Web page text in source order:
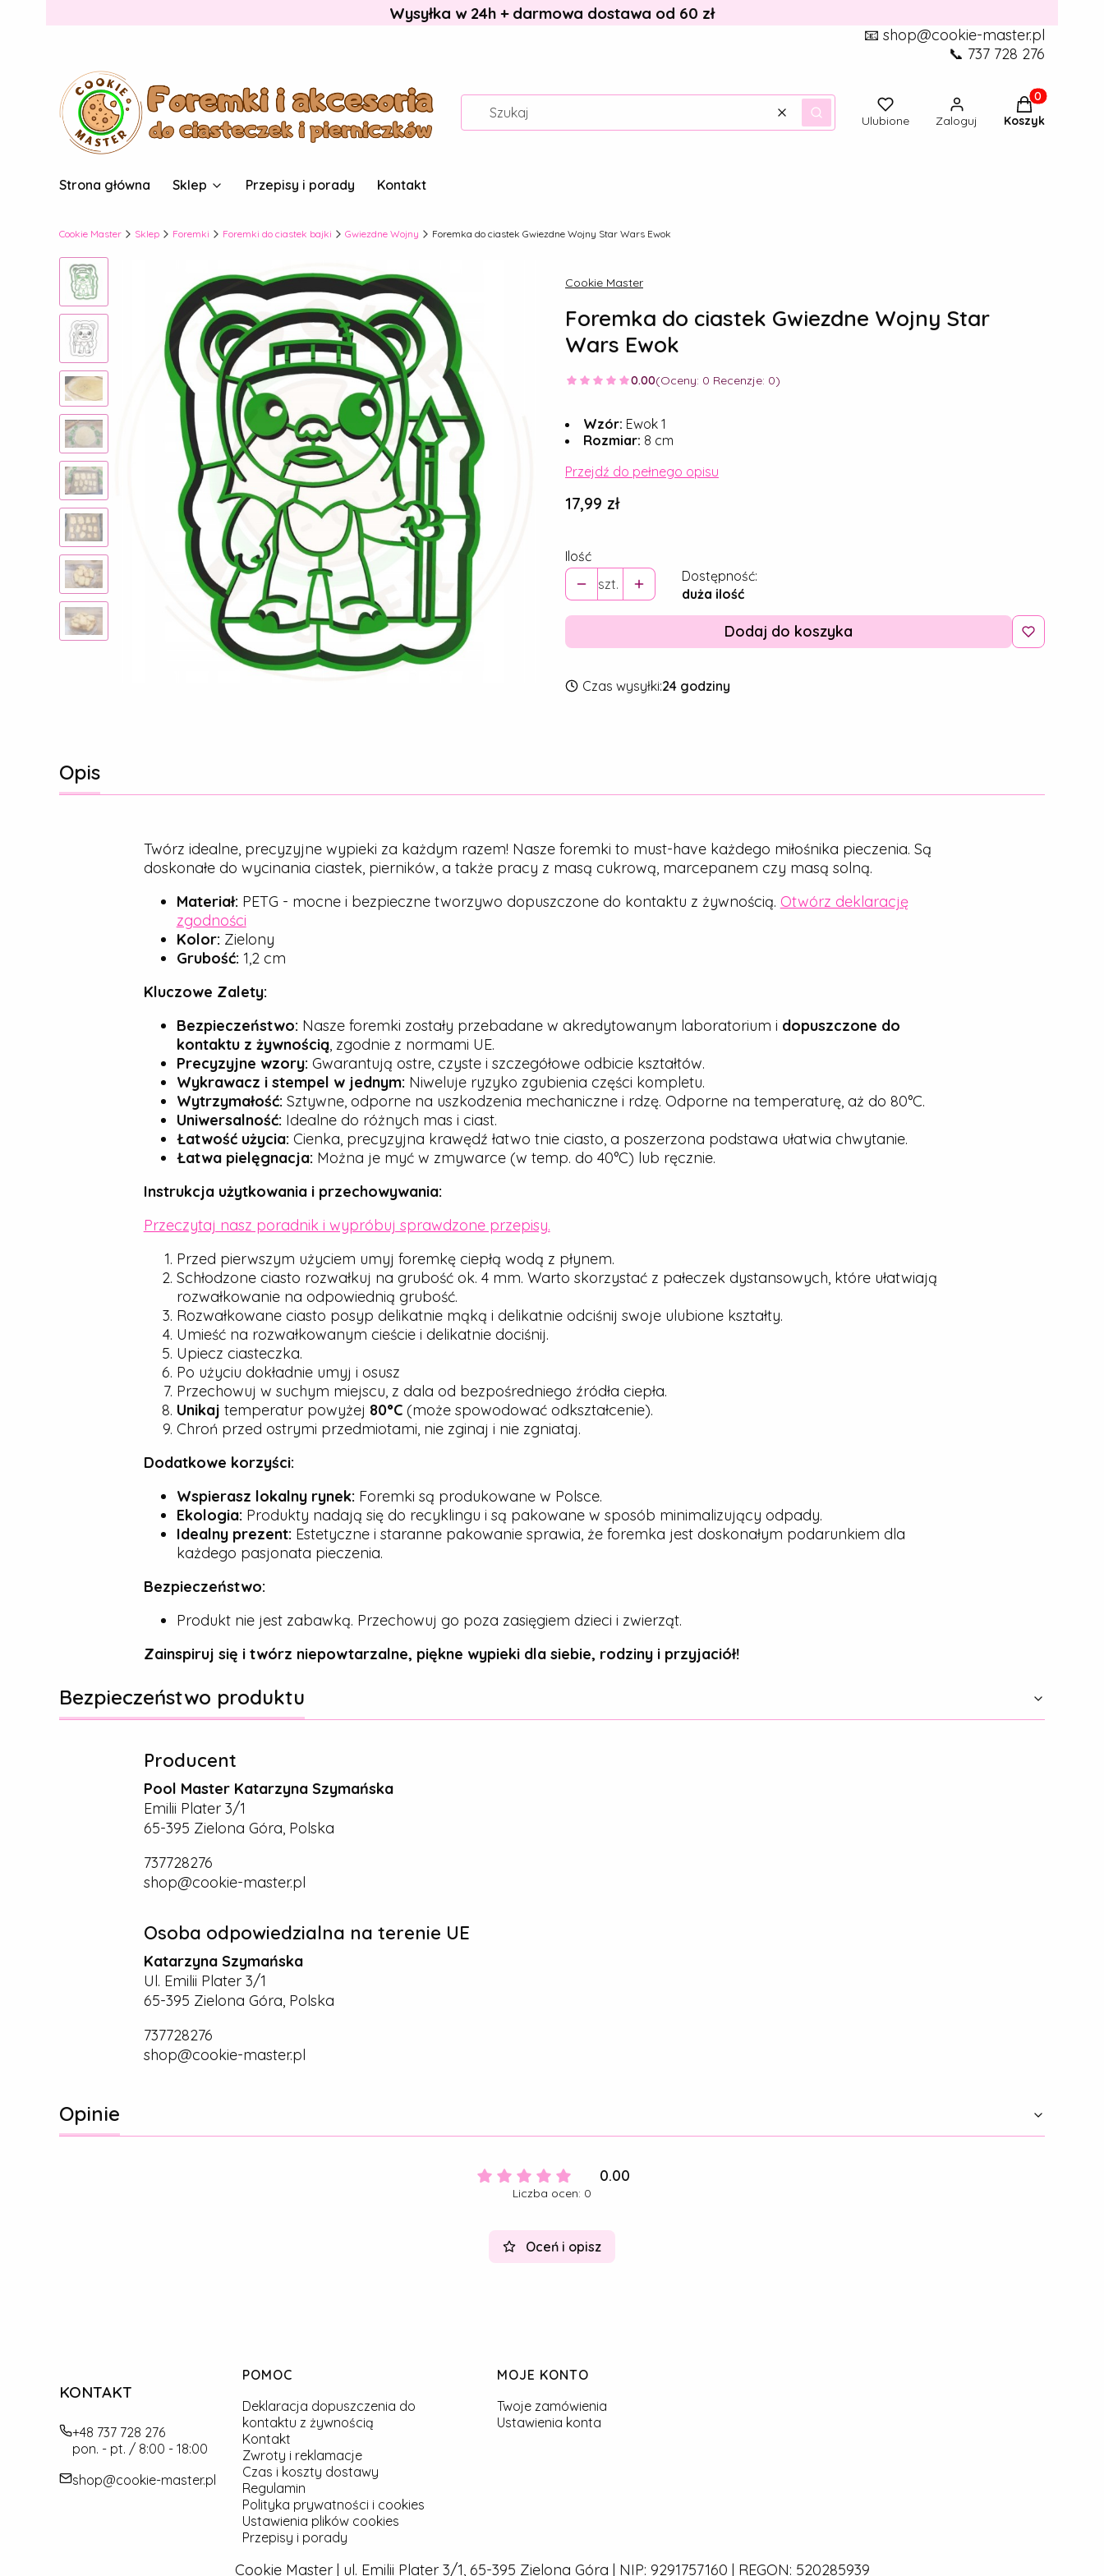
Wysyłka w 24h + darmowa dostawa od 60 zł
📧 shop@cookie-master.pl
📞 737 728 276
WyczyśćSzukaj Ulubione Zaloguj
Produkty w
Koszyk
Strona główna Sklep Przepisy i porady Kontakt
Cookie Master Sklep Foremki Foremki do ciastek bajki Gwiezdne Wojny Foremka do ciastek Gwiezdne Wojny Star Wars Ewok
Cookie Master
Foremka do ciastek Gwiezdne Wojny Star
Wars Ewok
0.00(Oceny: 0 Recenzje: 0)
Wzór: Ewok 1
Rozmiar: 8 cm
Przejdź do pełnego opisu
Cena
17,99 zł
Ilość
szt.
Dostępność:
duża ilość
Dodaj do koszyka
Czas wysyłki:24 godziny
Opis
Twórz idealne, precyzyjne wypieki za każdym razem! Nasze foremki to must-have każdego miłośnika pieczenia. Są
doskonałe do wycinania ciastek, pierników, a także pracy z masą cukrową, marcepanem czy masą solną.
Materiał: PETG - mocne i bezpieczne tworzywo dopuszczone do kontaktu z żywnością. Otwórz deklarację
zgodności
Kolor: Zielony
Grubość: 1,2 cm
Kluczowe Zalety:
Bezpieczeństwo: Nasze foremki zostały przebadane w akredytowanym laboratorium i dopuszczone do
kontaktu z żywnością, zgodnie z normami UE.
Precyzyjne wzory: Gwarantują ostre, czyste i szczegółowe odbicie kształtów.
Wykrawacz i stempel w jednym: Niweluje ryzyko zgubienia części kompletu.
Wytrzymałość: Sztywne, odporne na uszkodzenia mechaniczne i rdzę. Odporne na temperaturę, aż do 80°C.
Uniwersalność: Idealne do różnych mas i ciast.
Łatwość użycia: Cienka, precyzyjna krawędź łatwo tnie ciasto, a poszerzona podstawa ułatwia chwytanie.
Łatwa pielęgnacja: Można je myć w zmywarce (w temp. do 40°C) lub ręcznie.
Instrukcja użytkowania i przechowywania:
Przeczytaj nasz poradnik i wypróbuj sprawdzone przepisy.
Przed pierwszym użyciem umyj foremkę ciepłą wodą z płynem.
Schłodzone ciasto rozwałkuj na grubość ok. 4 mm. Warto skorzystać z pałeczek dystansowych, które ułatwiają
rozwałkowanie na odpowiednią grubość.
Rozwałkowane ciasto posyp delikatnie mąką i delikatnie odciśnij swoje ulubione kształty.
Umieść na rozwałkowanym cieście i delikatnie dociśnij.
Upiecz ciasteczka.
Po użyciu dokładnie umyj i osusz
Przechowuj w suchym miejscu, z dala od bezpośredniego źródła ciepła.
Unikaj temperatur powyżej 80°C(może spowodować odkształcenie).
Chroń przed ostrymi przedmiotami, nie zginaj i nie zgniataj.
Dodatkowe korzyści:
Wspierasz lokalny rynek: Foremki są produkowane w Polsce.
Ekologia: Produkty nadają się do recyklingu i są pakowane w sposób minimalizujący odpady.
Idealny prezent: Estetyczne i staranne pakowanie sprawia, że foremka jest doskonałym podarunkiem dla
każdego pasjonata pieczenia.
Bezpieczeństwo:
Produkt nie jest zabawką. Przechowuj go poza zasięgiem dzieci i zwierząt.
Zainspiruj się i twórz niepowtarzalne, piękne wypieki dla siebie, rodziny i przyjaciół!
Bezpieczeństwo produktu
Producent
Pool Master Katarzyna Szymańska
Emilii Plater 3/1
65-395 Zielona Góra, Polska
737728276
shop@cookie-master.pl
Osoba odpowiedzialna na terenie UE
Katarzyna Szymańska
Ul. Emilii Plater 3/1
65-395 Zielona Góra, Polska
737728276
shop@cookie-master.pl
Opinie
0.00
Liczba ocen: 0
Oceń i opisz
KONTAKT
+48 737 728 276
pon. - pt. / 8:00 - 18:00
shop@cookie-master.pl
Linki w stopce
POMOC
Deklaracja dopuszczenia do
kontaktu z żywnością
Kontakt
Zwroty i reklamacje
Czas i koszty dostawy
Regulamin
Polityka prywatności i cookies
Ustawienia plików cookies
Przepisy i porady
MOJE KONTO
Twoje zamówienia
Ustawienia konta
Cookie Master | ul. Emilii Plater 3/1, 65-395 Zielona Góra | NIP: 9291757160 | REGON: 520285939